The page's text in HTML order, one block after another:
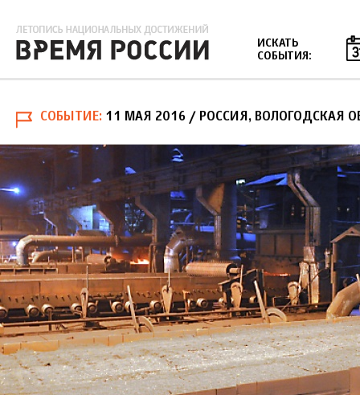
ИСКАТЬ
СОБЫТИЯ:
СОБЫТИЕ 11 МАЯ 2016 / РОССИЯ, ВОЛОГОДСКАЯ